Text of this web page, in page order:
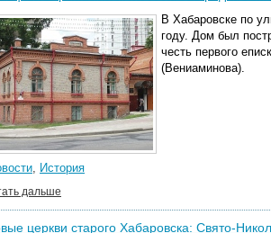
В Хабаровске по
году. Дом был
честь первого
(Вениаминова).
, История
дальше
церкви старого Хабаровска: Свято-